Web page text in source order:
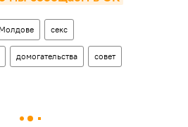
секс
домогательства совет